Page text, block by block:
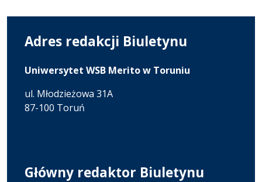
Adres redakcji Biuletynu
Uniwersytet WSB Merito w Toruniu
ul. Młodzieżowa 31A
87-100 Toruń
Główny redaktor Biuletynu